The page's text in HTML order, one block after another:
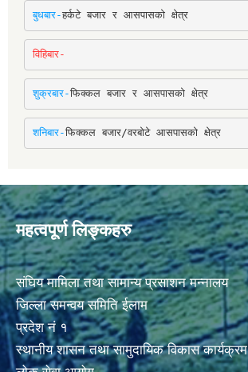
बुधबार-हर्कटे बजार र आसपासको क्षेत्र
विहिबार-
शुक्रबार-फिक्कल बजार र आसपासको क्षेत्र
शनिबार-फिक्कल बजार/वरबोटे आसपासको क्षेत्र
महत्वपूर्ण लिङ्कहरु
संघिय मामिला तथा सामान्य प्रसाशन मन्नालय
जिल्ला समन्वय समिति ईलाम
प्रदेश नं १
स्थानीय शासन तथा सामुदायिक विकास कार्यक्रम